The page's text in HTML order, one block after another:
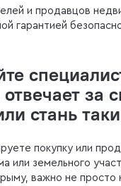
и продавцов
гарантией
за
стань
покупку или
или земельного
важно не просто